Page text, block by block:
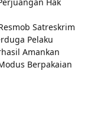
Satreskrim
Pelaku
Amankan
Berpakaian